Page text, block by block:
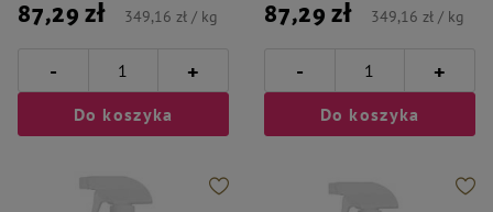
87,29 zł 349,16 zł / kg
- +
Do koszyka
87,29 zł 349,16 zł / kg
- +
Do koszyka